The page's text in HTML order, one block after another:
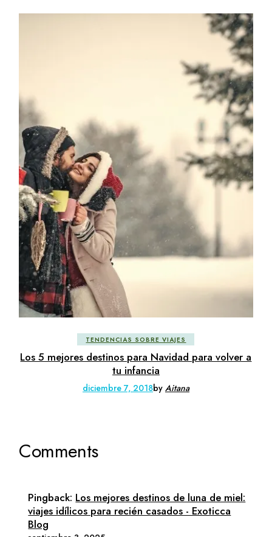
TENDENCIAS SOBRE VIAJES
Los 5 mejores destinos para Navidad para volver a
tu infancia
diciembre 7, 2018by Aitana
Comments
Pingback: Los mejores destinos de luna de miel:
viajes idílicos para recién casados - Exoticca
Blog